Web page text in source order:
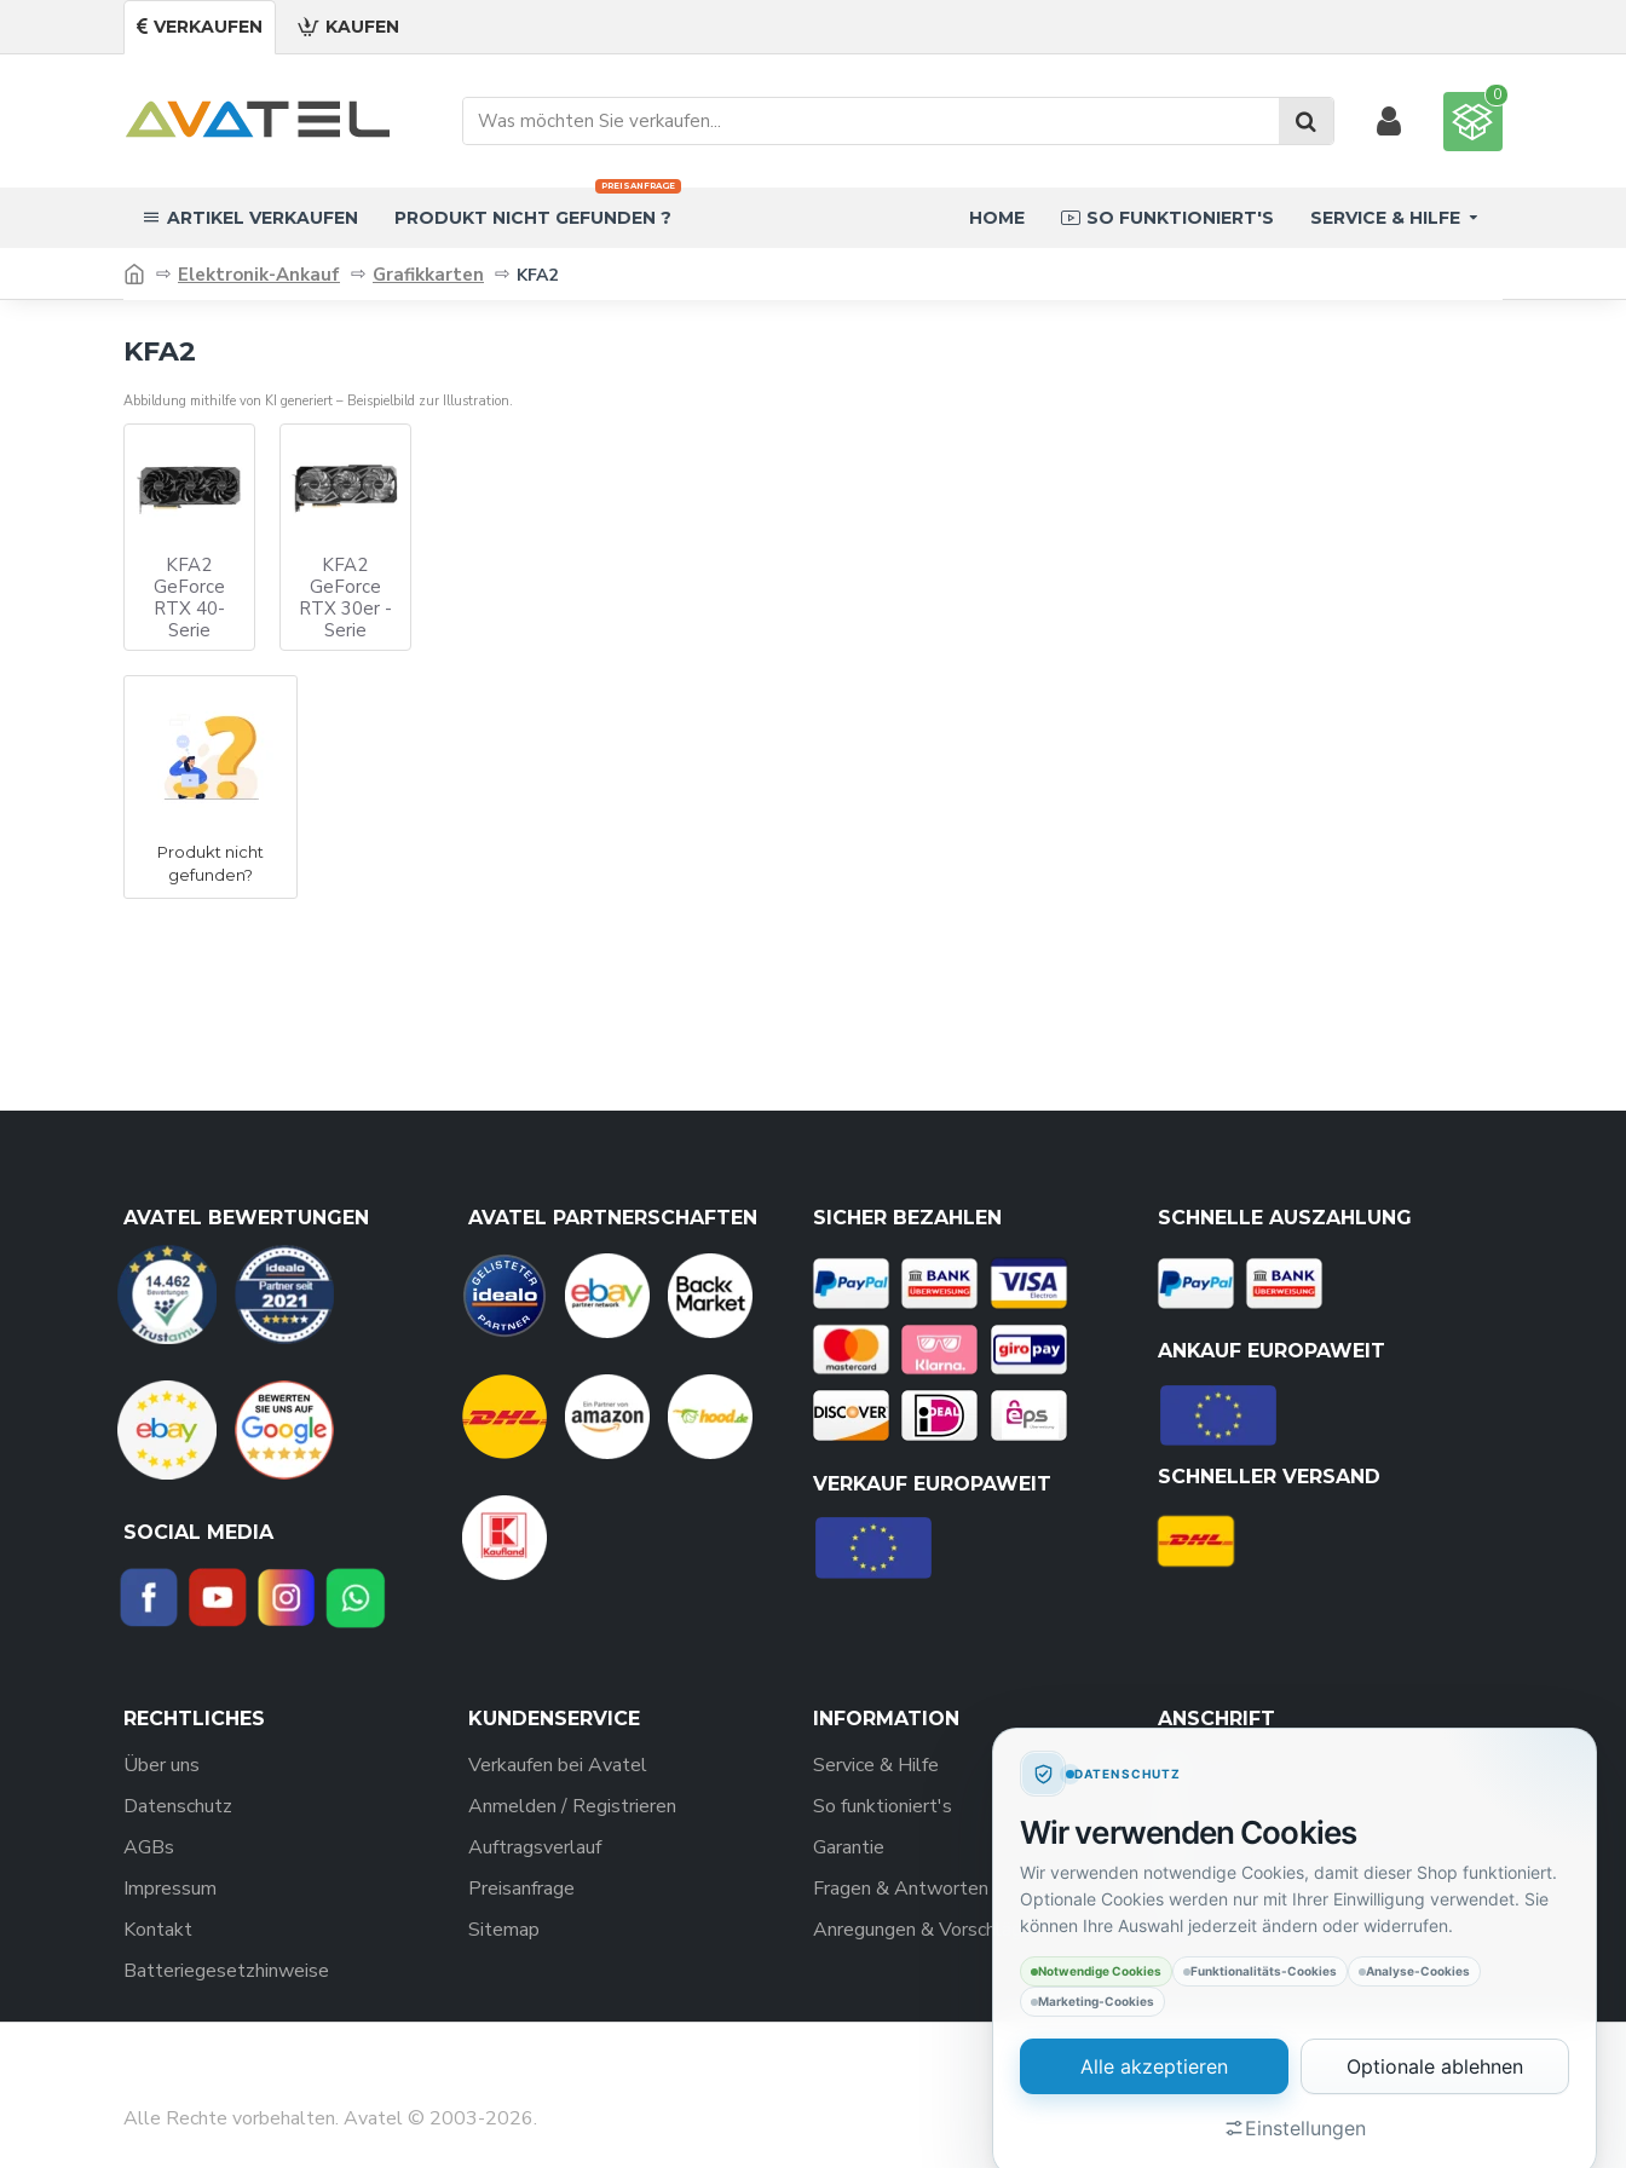
VERKAUFEN KAUFEN
0
ARTIKEL VERKAUFEN PRODUKT NICHT GEFUNDEN ?
PREISANFRAGE
HOME SO FUNKTIONIERT'S SERVICE & HILFE
Elektronik-Ankauf Grafikkarten KFA2
KFA2
Abbildung mithilfe von KI generiert – Beispielbild zur Illustration.
KFA2
GeForce
RTX 40-
Serie
KFA2
GeForce
RTX 30er -
Serie
Produkt nicht
gefunden?
AVATEL BEWERTUNGEN
SOCIAL MEDIA
AVATEL PARTNERSCHAFTEN SICHER BEZAHLEN
VERKAUF EUROPAWEIT
SCHNELLE AUSZAHLUNG
ANKAUF EUROPAWEIT
SCHNELLER VERSAND
RECHTLICHES
Über uns
Datenschutz
AGBs
Impressum
Kontakt
Batteriegesetzhinweise
KUNDENSERVICE
Verkaufen bei Avatel
Anmelden / Registrieren
Auftragsverlauf
Preisanfrage
Sitemap
INFORMATION
Service & Hilfe
So funktioniert's
Garantie
Fragen & Antworten
Anregungen & Vorschläge
ANSCHRIFT
60313 Frankfurt am Main
info@avatel.de
+49 (0)69-8009 9686
Alle Rechte vorbehalten. Avatel © 2003-2026.
DATENSCHUTZ
Wir verwenden Cookies
Wir verwenden notwendige Cookies, damit dieser Shop funktioniert.
Optionale Cookies werden nur mit Ihrer Einwilligung verwendet. Sie
können Ihre Auswahl jederzeit ändern oder widerrufen.
Notwendige Cookies Funktionalitäts-Cookies Analyse-Cookies
Marketing-Cookies
Alle akzeptieren Optionale ablehnen
Einstellungen